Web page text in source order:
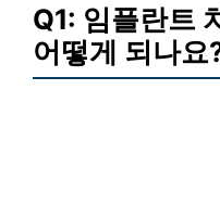
Q1: 임플란트
어떻게 되나요